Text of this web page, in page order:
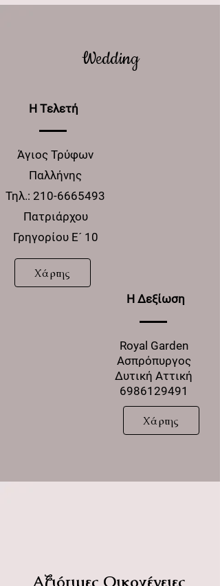
Wedding
Η Tελετή
Άγιος Τρύφων
Παλλήνης
Τηλ.: 210-6665493
Πατριάρχου
Γρηγορίου Ε´ 10
Χάρτης
Η Δεξίωση
Royal Garden
Ασπρόπυργος
Δυτική Αττική
6986129491
Χάρτης
Αξιότιμες Οικογένειες